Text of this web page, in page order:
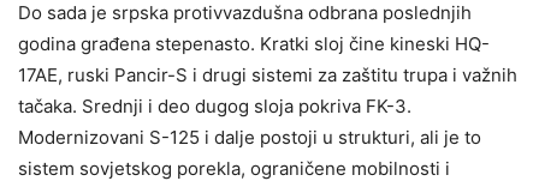
Do sada je srpska protivvazdušna odbrana poslednjih
godina građena stepenasto. Kratki sloj čine kineski HQ-
17AE, ruski Pancir-S i drugi sistemi za zaštitu trupa i važnih
tačaka. Srednji i deo dugog sloja pokriva FK-3.
Modernizovani S-125 i dalje postoji u strukturi, ali je to
sistem sovjetskog porekla, ograničene mobilnosti i